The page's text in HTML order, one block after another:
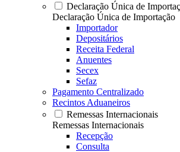
Declaração Única de
Declaração Única de Importação
Importador
Depositários
Receita Federal
Anuentes
Secex
Sefaz
Pagamento Centralizado
Recintos Aduaneiros
Remessas Internacionais
Remessas Internacionais
Recepção
Consulta